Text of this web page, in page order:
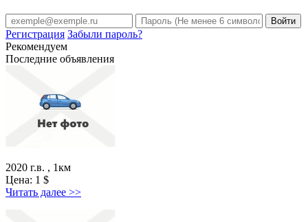
Регистрация Забыли пароль?
Рекомендуем
Последние объявления
2020 г.в. , 1км
Цена: 1 $
Читать далее >>